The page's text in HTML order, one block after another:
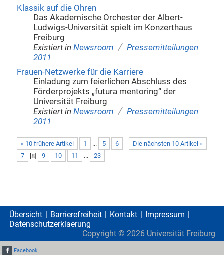
Klassik auf die Ohren
Das Akademische Orchester der Albert-
Ludwigs-Universität spielt im Konzerthaus
Freiburg
Existiert in Newsroom / Pressemitteilungen
2011
Frauen-Netzwerke für die Karriere
Einladung zum feierlichen Abschluss des
Förderprojekts „futura mentoring“ der
Universität Freiburg
Existiert in Newsroom / Pressemitteilungen
2011
« 10 frühere Artikel Die nächsten 10 Artikel »
1 ... 5
6
7
[8] 9 10 11 ... 23
Übersicht Barrierefreiheit Kontakt
Impressum
Datenschutzerklaerung
Copyright © 2026 Universität Freiburg
Facebook